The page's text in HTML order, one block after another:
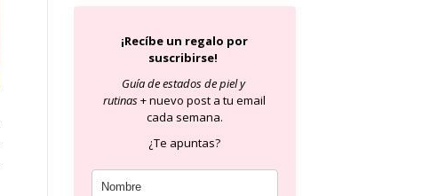
¡Recíbe un regalo por
suscribirse!
Guía de estados de piely
rutinas+ nuevo post a tu email
cada semana.
¿Te apuntas?